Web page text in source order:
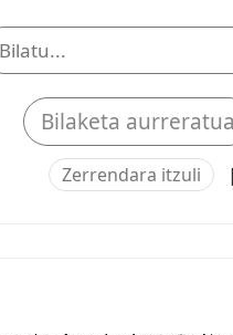
Bilaketa aurreratua
Zerrendara itzuli |